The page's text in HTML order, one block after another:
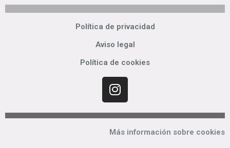
Política de privacidad
Aviso legal
Política de cookies
Más información sobre cookies